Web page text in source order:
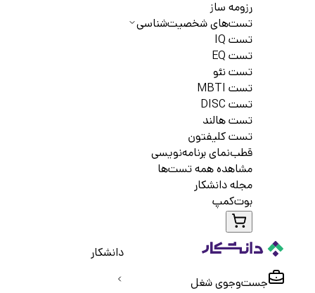
رزومه ساز
تست‌های شخصیت‌شناسی
تست IQ
تست EQ
تست نئو
تست MBTI
تست DISC
تست هالند
تست کلیفتون
قطب‌نمای برنامه‌نویسی
مشاهده همه تست‌ها
مجله دانشکار
بوت‌کمپ
جست‌و‌جوی شغل
دانشکار